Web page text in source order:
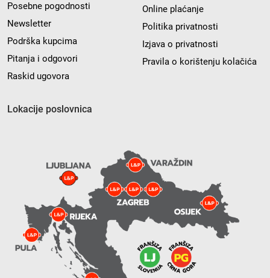
Posebne pogodnosti
Newsletter
Podrška kupcima
Pitanja i odgovori
Raskid ugovora
Online plaćanje
Politika privatnosti
Izjava o privatnosti
Pravila o korištenju kolačića
Lokacije poslovnica